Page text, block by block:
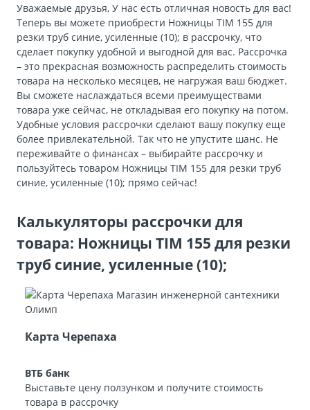
Уважаемые друзья, У нас есть отличная новость для вас!
Теперь вы можете приобрести Ножницы TIM 155 для
резки труб синие, усиленные (10); в рассрочку, что
сделает покупку удобной и выгодной для вас. Рассрочка
– это прекрасная возможность распределить стоимость
товара на несколько месяцев, не нагружая ваш бюджет.
Вы сможете наслаждаться всеми преимуществами
товара уже сейчас, не откладывая его покупку на потом.
Удобные условия рассрочки сделают вашу покупку еще
более привлекательной. Так что не упустите шанс. Не
переживайте о финансах – выбирайте рассрочку и
пользуйтесь товаром Ножницы TIM 155 для резки труб
синие, усиленные (10); прямо сейчас!
Калькуляторы рассрочки для
товара: Ножницы TIM 155 для резки
труб синие, усиленные (10);
Карта Черепаха
ВТБ банк
Выставьте цену ползунком и получите стоимость
товара в рассрочку